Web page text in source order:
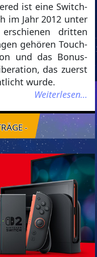
ist eine Switch-
im Jahr 2012 unter
dritten
gehören Touch-
und das Bonus-
das zuerst
wurde.
Weiterlesen…
-